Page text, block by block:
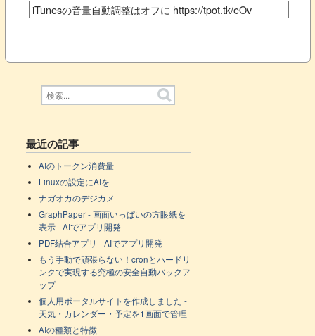
最近の記事
AIのトークン消費量
Linuxの設定にAIを
ナガオカのデジカメ
GraphPaper - 画面いっぱいの方眼紙を
表示 - AIでアプリ開発
PDF結合アプリ - AIでアプリ開発
もう手動で頑張らない！cronとハードリ
ンクで実現する究極の安全自動バックア
ップ
個人用ポータルサイトを作成しました -
天気・カレンダー・予定を1画面で管理
AIの種類と特徴